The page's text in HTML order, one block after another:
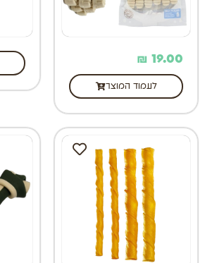
19.00
₪
לעמוד המוצר